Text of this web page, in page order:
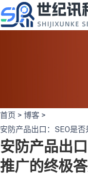
至
内
首页 > 博客 >
安防产品出口：SEO是否
安防产品出
推广的终极答